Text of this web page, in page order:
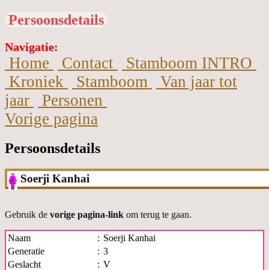
Persoonsdetails
Navigatie:
Home Contact
Stamboom INTRO
Kroniek
Stamboom
Van jaar tot
jaar
Personen
Vorige pagina
Persoonsdetails
Soerji Kanhai
Gebruik de vorige pagina-link om terug te gaan.
Naam : Soerji Kanhai
Generatie
: 3
Geslacht
: V